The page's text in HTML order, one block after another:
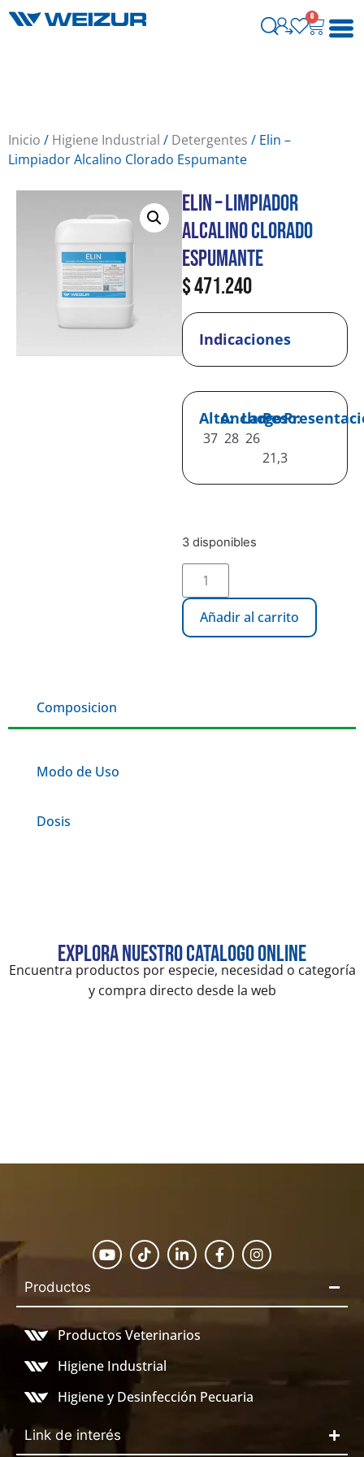
0
Inicio / Higiene Industrial / Detergentes / Elin –
Limpiador Alcalino Clorado Espumante
Elin – Limpiador
Alcalino Clorado
Espumante
$471.240
Indicaciones
Alto:
37
Ancho:
28
Largo:
26
Peso:
21,3
3 disponibles
Añadir al carrito
Composicion
Modo de Uso
Dosis
Explora nuestro catalogo online
Encuentra productos por especie, necesidad o categoría
y compra directo desde la web
Productos
Productos Veterinarios
Higiene Industrial
Higiene y Desinfección Pecuaria
Link de interés